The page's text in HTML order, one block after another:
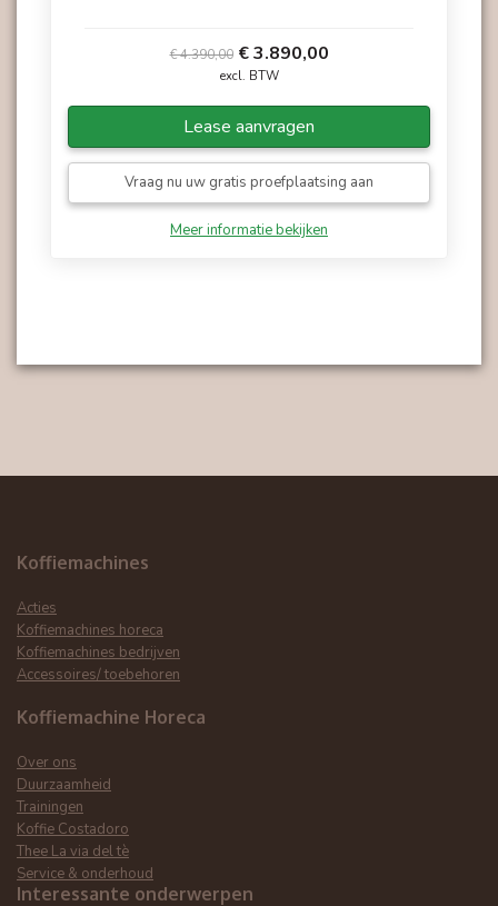
€ 4.390,00 € 3.890,00
excl. BTW
Lease aanvragen
Vraag nu uw gratis proefplaatsing aan
Meer informatie bekijken
Koffiemachines
Acties
Koffiemachines horeca
Koffiemachines bedrijven
Accessoires/ toebehoren
Koffiemachine Horeca
Over ons
Duurzaamheid
Trainingen
Koffie Costadoro
Thee La via del tè
Service & onderhoud
Interessante onderwerpen